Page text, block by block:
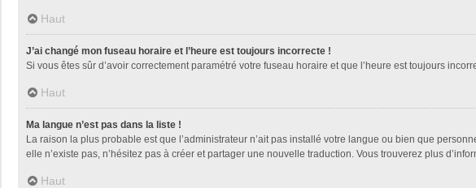
Haut
J’ai changé mon fuseau horaire et l’heure est toujours incorrecte !
Si vous êtes sûr d’avoir correctement paramétré votre fuseau horaire et que l’heure est toujours
Haut
Ma langue n’est pas dans la liste !
La raison la plus probable est que l’administrateur n’ait pas installé votre langue ou bien que
elle n’existe pas, n’hésitez pas à créer et partager une nouvelle traduction. Vous trouverez plus
Haut